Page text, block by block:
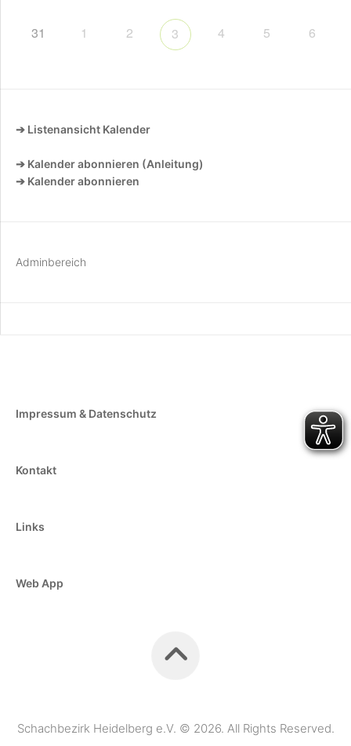
31 1 2 3 4 5 6
➔ Listenansicht Kalender
➔ Kalender abonnieren (Anleitung)
➔ Kalender abonnieren
Adminbereich
Impressum & Datenschutz
Kontakt
Links
Web App
Schachbezirk Heidelberg e.V. © 2026. All Rights Reserved.